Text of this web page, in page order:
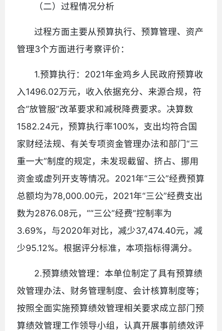
（二）过程情况分析
过程方面主要从预算执行、预算管理、资产
管理3个方面进行考察评价：
1.预算执行：2021年金鸡乡人民政府预算收
入1496.02万元，收入依据充分、来源合规，符
合“放管服”改革要求和减税降费要求。决算数
1582.24元，预算执行率100%，支出均符合国
家财经法规、有关专项资金管理办法和部门“三
重一大”制度的规定，未发现截留、挤占、挪用
资金或虚列开支等情况。2021年“三公”经费预算
总额均为78,000.00元，2021年“三公”经费支出
数为2876.08元，““三公”经费”控制率为
3.69%，与2020年对比，减少37,474.40元，减
少95.12%。根据评分标准，本项指标得满分。
2.预算绩效管理：本单位制定了具有预算绩
效管理办法、财务管理制度、会计核算制度等；
按照全面实施预算绩效管理相关要求成立部门预
算绩效管理工作领导小组，认真开展事前绩效评